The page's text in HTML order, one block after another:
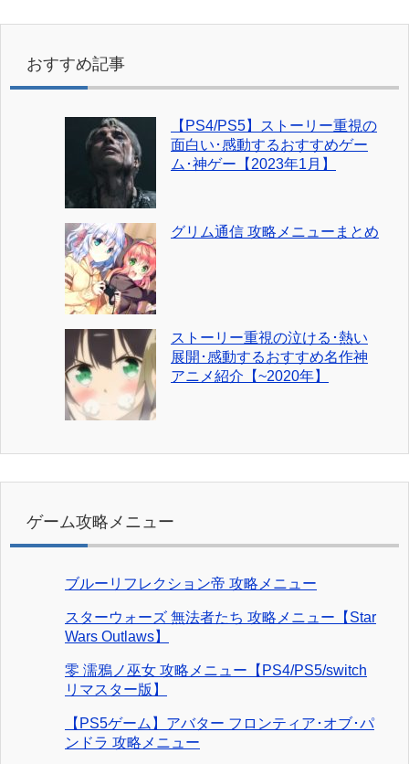
おすすめ記事
【PS4/PS5】ストーリー重視の
面白い･感動するおすすめゲー
ム･神ゲー【2023年1月】
グリム通信 攻略メニューまとめ
ストーリー重視の泣ける･熱い
展開･感動するおすすめ名作神
アニメ紹介【~2020年】
ゲーム攻略メニュー
ブルーリフレクション帝 攻略メニュー
スターウォーズ 無法者たち 攻略メニュー【Star
Wars Outlaws】
零 濡鴉ノ巫女 攻略メニュー【PS4/PS5/switch
リマスター版】
【PS5ゲーム】アバター フロンティア･オブ･パ
ンドラ 攻略メニュー